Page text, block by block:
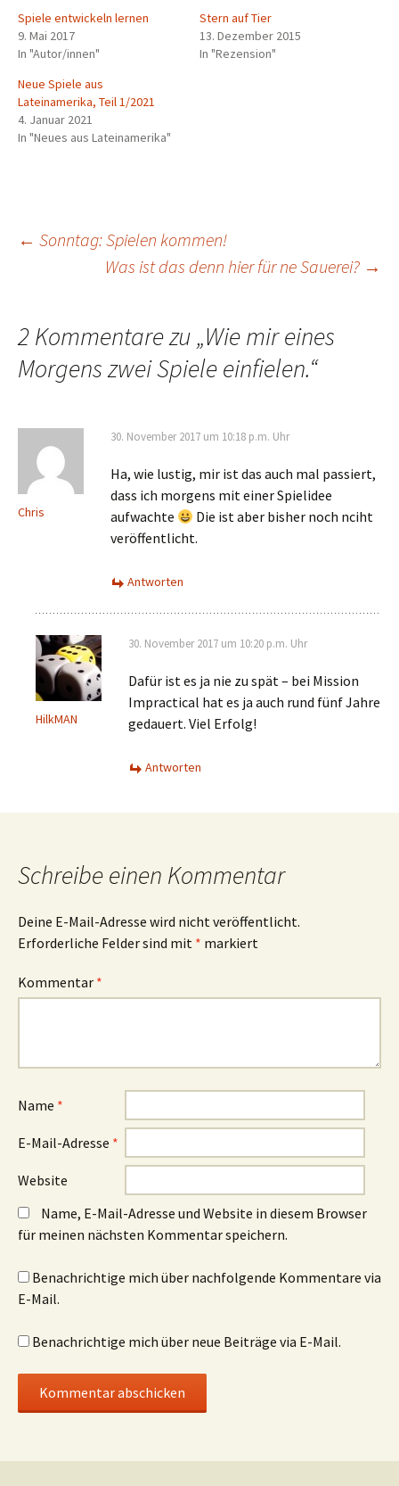
Spiele entwickeln lernen
9. Mai 2017
In "Autor/innen"
Stern auf Tier
13. Dezember 2015
In "Rezension"
Neue Spiele aus
Lateinamerika, Teil 1/2021
4. Januar 2021
In "Neues aus Lateinamerika"
Beitragsnavigation
← Sonntag: Spielen kommen!
Was ist das denn hier für ne Sauerei? →
2 Kommentare zu „Wie mir eines
Morgens zwei Spiele einfielen.“
Chris
30. November 2017 um 10:18 p.m. Uhr
Ha, wie lustig, mir ist das auch mal passiert,
dass ich morgens mit einer Spielidee
aufwachte
Die ist aber bisher noch nciht
veröffentlicht.
Antworten
HilkMAN
30. November 2017 um 10:20 p.m. Uhr
Dafür ist es ja nie zu spät – bei Mission
Impractical hat es ja auch rund fünf Jahre
gedauert. Viel Erfolg!
Antworten
Schreibe einen Kommentar
Deine E-Mail-Adresse wird nicht veröffentlicht.
Erforderliche Felder sind mit * markiert
Kommentar *
Name *
E-Mail-Adresse *
Website
Name, E-Mail-Adresse und Website in diesem Browser
für meinen nächsten Kommentar speichern.
Benachrichtige mich über nachfolgende Kommentare via
E-Mail.
Benachrichtige mich über neue Beiträge via E-Mail.